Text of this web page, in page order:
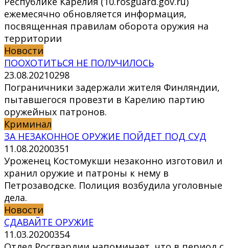
ежемесячно обновляется информация,
посвященная правилам оборота оружия на
территории
Новости
ПООХОТИТЬСЯ НЕ ПОЛУЧИЛОСЬ
23.08.20210298
Пограничники задержали жителя Финляндии,
пытавшегося провезти в Карелию партию
оружейных патронов.
Криминал
ЗА НЕЗАКОННОЕ ОРУЖИЕ ПОЙДЕТ ПОД СУД
11.08.20200351
Уроженец Костомукши незаконно изготовил и
хранил оружие и патроны к нему в
Петрозаводске. Полиция возбудила уголовные
дела.
Новости
СДАВАЙТЕ ОРУЖИЕ
11.03.20200354